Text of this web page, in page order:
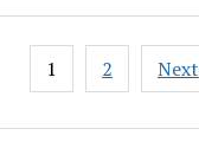
Posts
pagination
1 2 Next